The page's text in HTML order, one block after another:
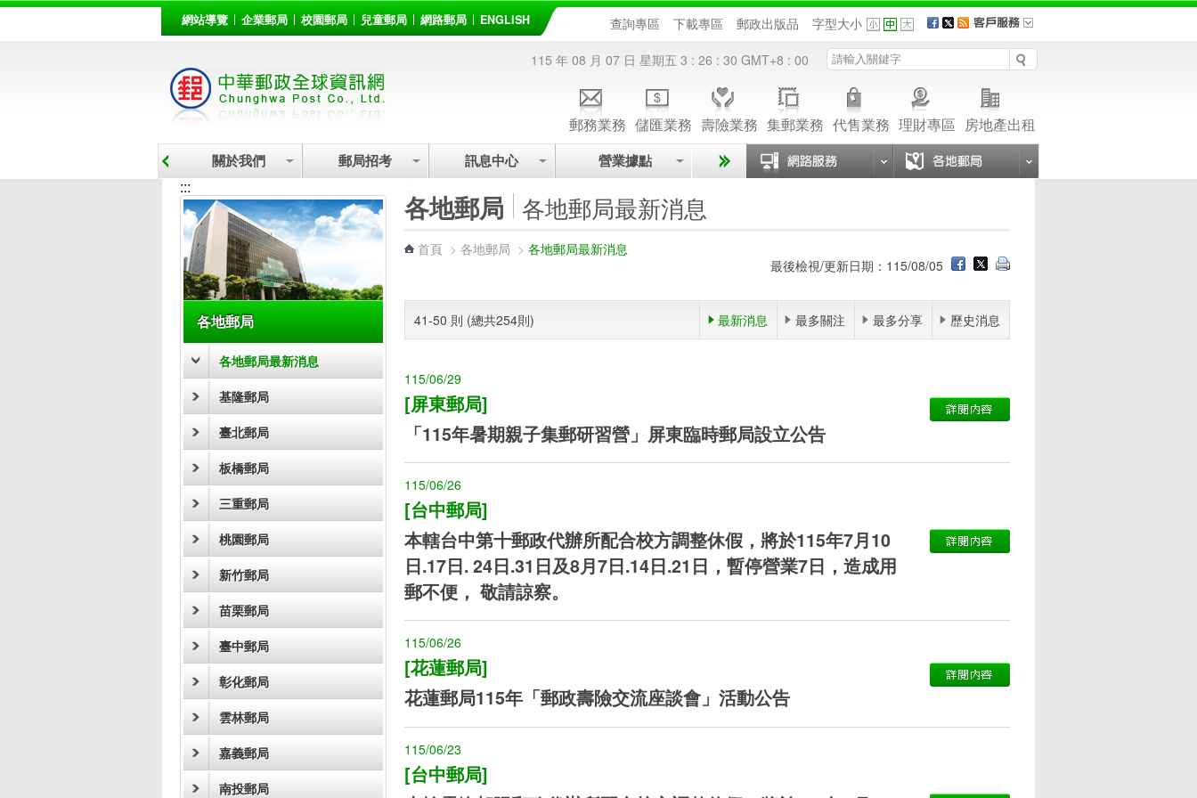
::: 網站導覽 企業郵局 校園郵局 兒童郵局 網路郵局 ENGLISH 查詢專區 下載專區 郵政出版品 字型大小
115 年 08 月 07 日 星期五 3 : 26 : 30 GMT+8 : 00
郵務業務 儲匯業務 壽險業務 集郵業務 代售業務 理財專區 房地產出租
關於我們 郵局招考 訊息中心 營業據點
:::
各地郵局
各地郵局最新消息
基隆郵局
臺北郵局
板橋郵局
三重郵局
桃園郵局
新竹郵局
苗栗郵局
臺中郵局
彰化郵局
雲林郵局
嘉義郵局
南投郵局
各地郵局 各地郵局最新消息
首頁 > 各地郵局 > 各地郵局最新消息
最後檢視/更新日期：115/08/05
41-50 則 (總共254則) 最新消息 最多關注 最多分享 歷史消息
115/06/29
[屏東郵局]
「115年暑期親子集郵研習營」屏東臨時郵局設立公告
115/06/26
[台中郵局]
本轄台中第十郵政代辦所配合校方調整休假，將於115年7月10
日.17日. 24日.31日及8月7日.14日.21日，暫停營業7日，造成用
郵不便， 敬請諒察。
115/06/26
[花蓮郵局]
花蓮郵局115年「郵政壽險交流座談會」活動公告
115/06/23
[台中郵局]